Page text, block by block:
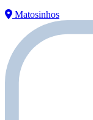
Matosinhos